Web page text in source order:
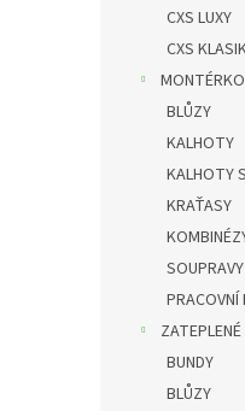
CXS LUXY
CXS
BLŮZY
KALHOTY
KALHOTY
KRAŤASY
SOUPRAVY
BUNDY
BLŮZY